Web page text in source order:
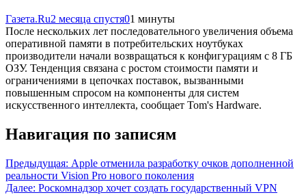
Газета.Ru2 месяца спустя01 минуты
После нескольких лет последовательного увеличения объема
оперативной памяти в потребительских ноутбуках
производители начали возвращаться к конфигурациям с 8 ГБ
ОЗУ. Тенденция связана с ростом стоимости памяти и
ограничениями в цепочках поставок, вызванными
повышенным спросом на компоненты для систем
искусственного интеллекта, сообщает Tom's Hardware.
Навигация по записям
Предыдущая: Apple отменила разработку очков дополненной
реальности Vision Pro нового поколения
Далее: Роскомнадзор хочет создать государственный VPN